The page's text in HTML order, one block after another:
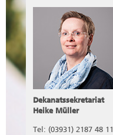
Dekanatssekretariat
Heike Müller
Tel: (03931) 2187 48 11